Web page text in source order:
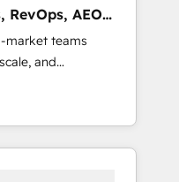
custom agents
deep HIPAA-
growth.
RevOps, AEO
market teams
and
activate
platform
Loop
expert-led